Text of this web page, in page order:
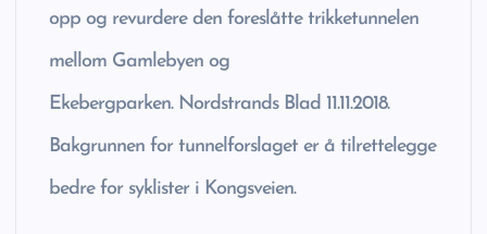
opp og revurdere den foreslåtte trikketunnelen
mellom Gamlebyen og
Ekebergparken. Nordstrands Blad 11.11.2018.
Bakgrunnen for tunnelforslaget er å tilrettelegge
bedre for syklister i Kongsveien.